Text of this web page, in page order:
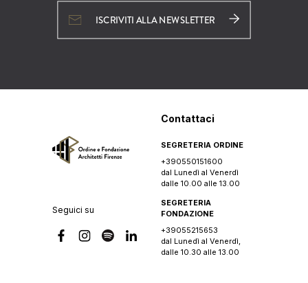
ISCRIVITI ALLA NEWSLETTER
Seguici su
Contattaci
SEGRETERIA ORDINE
+390550151600
dal Lunedì al Venerdì
dalle 10.00 alle 13.00
SEGRETERIA
FONDAZIONE
+39055215653
dal Lunedì al Venerdì,
dalle 10.30 alle 13.00